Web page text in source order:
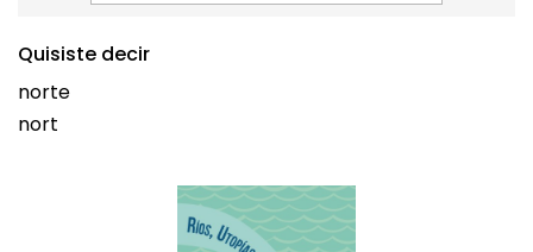
Quisiste decir
norte
nort